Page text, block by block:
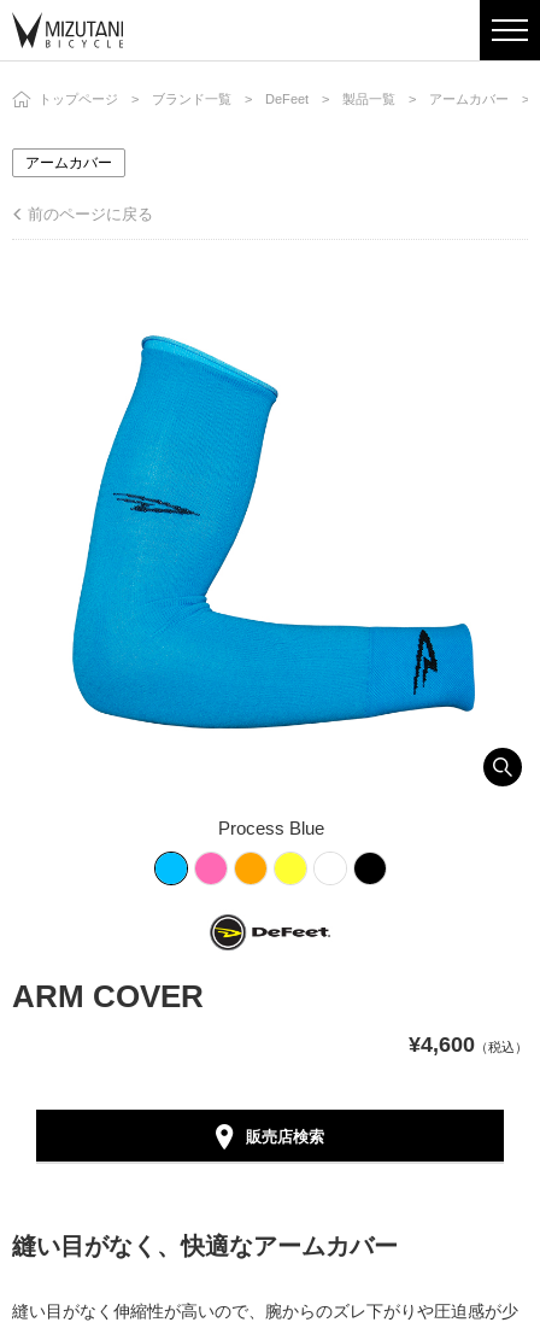
トップページ ブランド一覧 DeFeet 製品一覧 アームカバー
アームカバー
前のページに戻る
ARM COVER
¥4,600 （税込）
Process Blue
販売店検索
縫い目がなく、快適なアームカバー
縫い目がなく伸縮性が高いので、腕からのズレ下がりや圧迫感が少